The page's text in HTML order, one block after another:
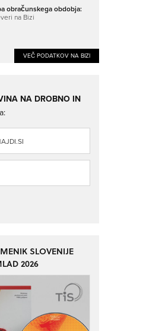
obračunskega obdobja:
na Bizi
VEČ PODATKOV NA BIZI
NA DROBNO IN
SLOVENIJE
2026